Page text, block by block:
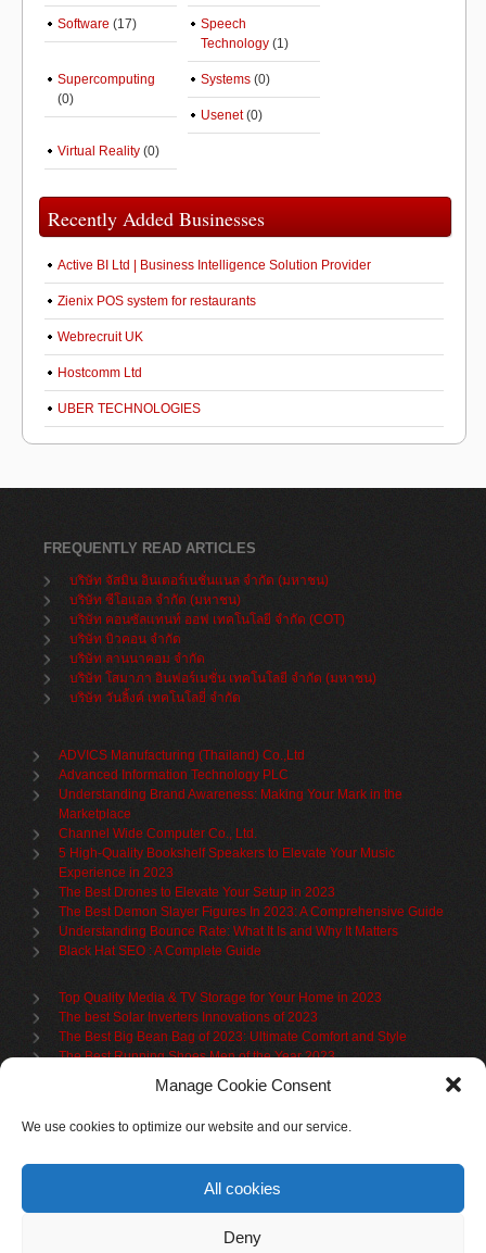
Manage Cookie Consent
We use cookies to optimize our website and our service.
All cookies
Deny
Software (17)
Speech
Technology (1)
Supercomputing
(0)
Systems (0)
Usenet(0)
Virtual Reality (0)
Recently Added Businesses
Active BI Ltd | Business Intelligence Solution Provider
Zienix POS system for restaurants
Webrecruit UK
Hostcomm Ltd
UBER TECHNOLOGIES
FREQUENTLY READ ARTICLES
บริษัท จัสมิน อินเตอร์เนชั่นแนล จำกัด (มหาชน)
บริษัท ซีโอแอล จำกัด (มหาชน)
บริษัท คอนซัลแทนท์ ออฟ เทคโนโลยี จำกัด (COT)
บริษัท บิวคอน จำกัด
บริษัท ลานนาคอม จำกัด
บริษัท โสมาภา อินฟอร์เมชั่น เทคโนโลยี จำกัด (มหาชน)
บริษัท วันลิ้งค์ เทคโนโลยี่ จำกัด
ADVICS Manufacturing (Thailand) Co.,Ltd
Advanced Information Technology PLC
Understanding Brand Awareness: Making Your Mark in the
Marketplace
Channel Wide Computer Co., Ltd.
5 High-Quality Bookshelf Speakers to Elevate Your Music
Experience in 2023
The Best Drones to Elevate Your Setup in 2023
The Best Demon Slayer Figures In 2023: A Comprehensive Guide
Understanding Bounce Rate: What It Is and Why It Matters
Black Hat SEO : A Complete Guide
Top Quality Media & TV Storage for Your Home in 2023
The best Solar Inverters Innovations of 2023
The Best Big Bean Bag of 2023: Ultimate Comfort and Style
The Best Running Shoes Men of the Year 2023
The Best Cycling Jersey For 2023
The Benefits of Using Filing Cabinets for File Organization
Upgrade Your Living Space with the Best Bookcases